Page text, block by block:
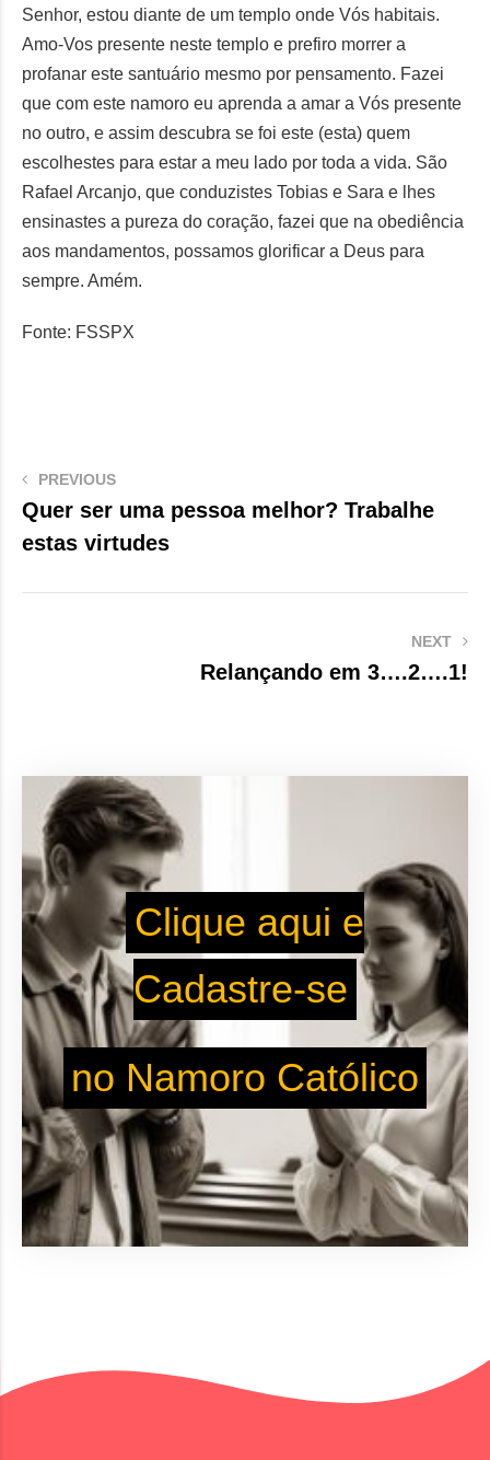
Senhor, estou diante de um templo onde Vós habitais.
Amo-Vos presente neste templo e prefiro morrer a
profanar este santuário mesmo por pensamento. Fazei
que com este namoro eu aprenda a amar a Vós presente
no outro, e assim descubra se foi este (esta) quem
escolhestes para estar a meu lado por toda a vida. São
Rafael Arcanjo, que conduzistes Tobias e Sara e lhes
ensinastes a pureza do coração, fazei que na obediência
aos mandamentos, possamos glorificar a Deus para
sempre. Amém.
Fonte: FSSPX
PREVIOUS
Quer ser uma pessoa melhor? Trabalhe
estas virtudes
NEXT
Relançando em 3….2….1!
Clique aqui e
Cadastre-se
no Namoro Católico